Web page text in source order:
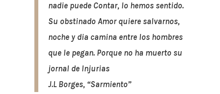
nadie puede Contar, lo hemos sentido.
Su obstinado Amor quiere salvarnos,
noche y dia camina entre los hombres
que le pegan. Porque no ha muerto su
jornal de Injurias
J.L Borges, “Sarmiento”